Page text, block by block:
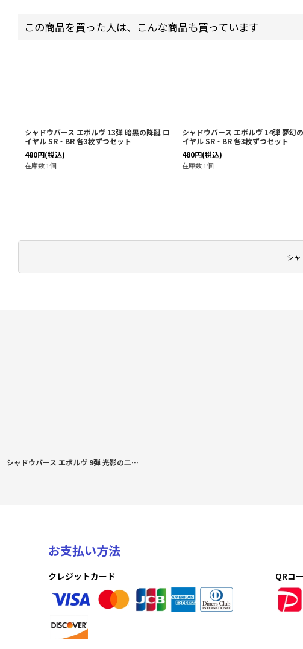
シ
この商品を買った人は、こんな商品も買っています
シャドウバース エボルヴ 13弾 暗黒の降誕 ロ
イヤル SR・BR 各3枚ずつセット
480円(税込)
在庫数 1個
シャドウバース エボルヴ 14弾 夢幻
イヤル SR・BR 各3枚ずつセット
480円(税込)
在庫数 1個
シャドウバース エボルヴ 9弾 光影の二重奏 ロイヤル SR・BR 各3枚ずつセット
お支払い方法
クレジットカード QRコ